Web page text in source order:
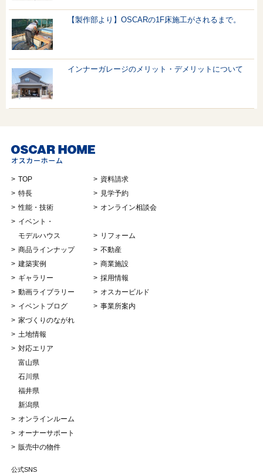
【製作部より】OSCARの1F床施工がされるまで。
インナーガレージのメリット・デメリットについて
TOP
特長
性能・技術
イベント・
モデルハウス
商品ラインナップ
建築実例
ギャラリー
動画ライブラリー
イベントブログ
家づくりのながれ
土地情報
対応エリア
富山県
石川県
福井県
新潟県
オンラインルーム
オーナーサポート
販売中の物件
資料請求
見学予約
オンライン相談会
リフォーム
不動産
商業施設
採用情報
オスカービルド
事業所案内
公式SNS